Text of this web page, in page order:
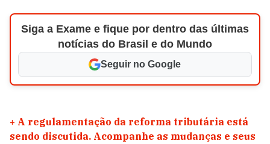
Siga a Exame e fique por dentro das últimas
notícias do Brasil e do Mundo
Seguir no Google
+ A regulamentação da reforma tributária está
sendo discutida. Acompanhe as mudanças e seus